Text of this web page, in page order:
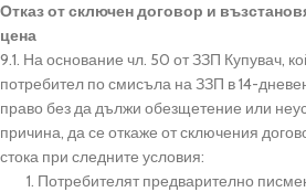
Отказ от сключен договор и
цена
9.1. На основание чл. 50 от ЗЗП Купувач,
потребител по смисъла на ЗЗП в 14-
право без да дължи обезщетение или
причина, да се откаже от сключения
стока при следните условия:
1. Потребителят предварително